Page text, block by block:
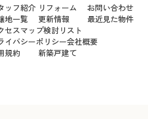
ッフ紹介 リフォーム
お問い合わせ
地一覧
更新情報
最近見た物件
セスマップ検討リスト
イバシーポリシー会社概要
規約
新築戸建て